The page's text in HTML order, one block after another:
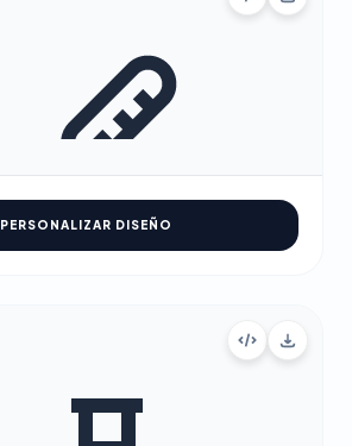
PERSONALIZAR DISEÑO